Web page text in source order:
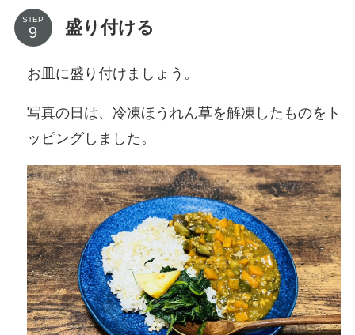
STEP 盛り付ける
お皿に盛り付けましょう。
写真の日は、冷凍ほうれん草を解凍したものをト
ッピングしました。